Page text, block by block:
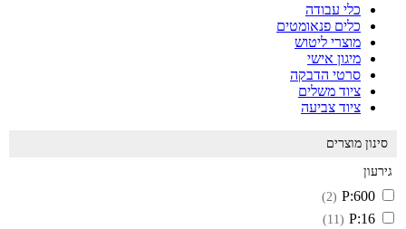
כלי עבודה
כלים פנאומטים
מוצרי ליטוש
מיגון אישי
סרטי הדבקה
ציוד משלים
ציוד צביעה
סינון מוצרים
גירעון
P:600
P:16